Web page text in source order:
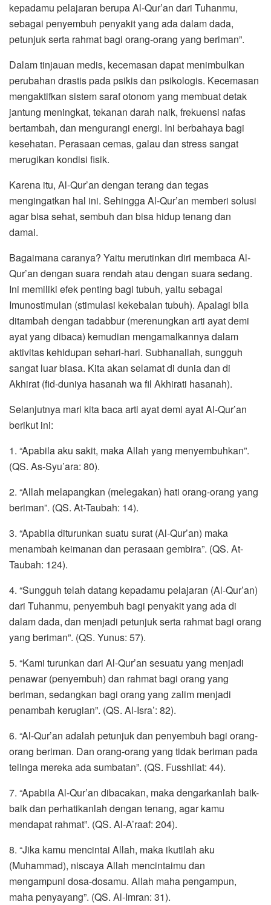
kepadamu pelajaran berupa Al-Qur’an dari Tuhanmu,
sebagai penyembuh penyakit yang ada dalam dada,
petunjuk serta rahmat bagi orang-orang yang beriman”.
Dalam tinjauan medis, kecemasan dapat menimbulkan
perubahan drastis pada psikis dan psikologis. Kecemasan
mengaktifkan sistem saraf otonom yang membuat detak
jantung meningkat, tekanan darah naik, frekuensi nafas
bertambah, dan mengurangi energi. Ini berbahaya bagi
kesehatan. Perasaan cemas, galau dan stress sangat
merugikan kondisi fisik.
Karena itu, Al-Qur’an dengan terang dan tegas
mengingatkan hal ini. Sehingga Al-Qur’an memberi solusi
agar bisa sehat, sembuh dan bisa hidup tenang dan
damai.
Bagaimana caranya? Yaitu merutinkan diri membaca Al-
Qur’an dengan suara rendah atau dengan suara sedang.
Ini memiliki efek penting bagi tubuh, yaitu sebagai
Imunostimulan (stimulasi kekebalan tubuh). Apalagi bila
ditambah dengan tadabbur (merenungkan arti ayat demi
ayat yang dibaca) kemudian mengamalkannya dalam
aktivitas kehidupan sehari-hari. Subhanallah, sungguh
sangat luar biasa. Kita akan selamat di dunia dan di
Akhirat (fid-duniya hasanah wa fil Akhirati hasanah).
Selanjutnya mari kita baca arti ayat demi ayat Al-Qur’an
berikut ini:
1. “Apabila aku sakit, maka Allah yang menyembuhkan”.
(QS. As-Syu’ara: 80).
2. “Allah melapangkan (melegakan) hati orang-orang yang
beriman”. (QS. At-Taubah: 14).
3. “Apabila diturunkan suatu surat (Al-Qur’an) maka
menambah keimanan dan perasaan gembira”. (QS. At-
Taubah: 124).
4. “Sungguh telah datang kepadamu pelajaran (Al-Qur’an)
dari Tuhanmu, penyembuh bagi penyakit yang ada di
dalam dada, dan menjadi petunjuk serta rahmat bagi orang
yang beriman”. (QS. Yunus: 57).
5. “Kami turunkan dari Al-Qur’an sesuatu yang menjadi
penawar (penyembuh) dan rahmat bagi orang yang
beriman, sedangkan bagi orang yang zalim menjadi
penambah kerugian”. (QS. Al-Isra’: 82).
6. “Al-Qur’an adalah petunjuk dan penyembuh bagi orang-
orang beriman. Dan orang-orang yang tidak beriman pada
telinga mereka ada sumbatan”. (QS. Fusshilat: 44).
7. “Apabila Al-Qur’an dibacakan, maka dengarkanlah baik-
baik dan perhatikanlah dengan tenang, agar kamu
mendapat rahmat”. (QS. Al-A’raaf: 204).
8. “Jika kamu mencintai Allah, maka ikutilah aku
(Muhammad), niscaya Allah mencintaimu dan
mengampuni dosa-dosamu. Allah maha pengampun,
maha penyayang”. (QS. Al-Imran: 31).